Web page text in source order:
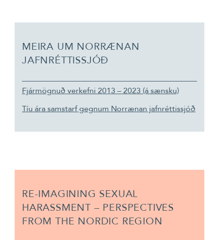
MEIRA UM NORRÆNAN
JAFNRÉTTISSJÓÐ
Fjármögnuð verkefni 2013 – 2023 (á sænsku)
Tíu ára samstarf gegnum Norrænan jafnréttissjóð
RE-IMAGINING SEXUAL
HARASSMENT – PERSPECTIVES
FROM THE NORDIC REGION